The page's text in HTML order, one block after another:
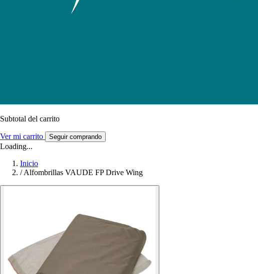
Subtotal del carrito
Ver mi carrito Seguir comprando
Loading...
Inicio
/ Alfombrillas VAUDE FP Drive Wing